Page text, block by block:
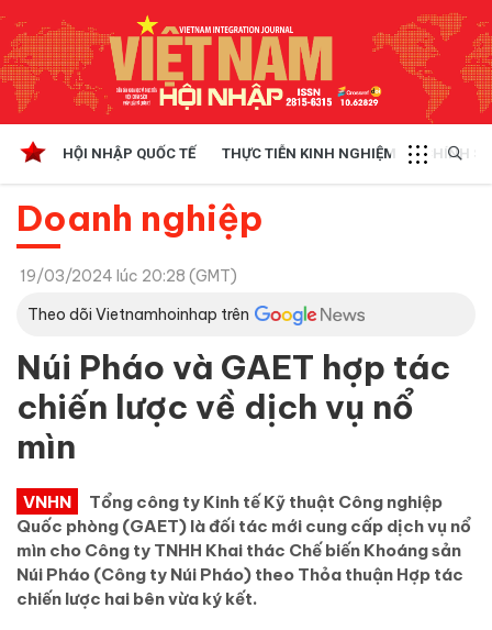
HỘI NHẬP QUỐC TẾ THỰC TIỄN KINH NGHIỆM CHÍNH
Doanh nghiệp
19/03/2024 lúc 20:28 (GMT)
Theo dõi Vietnamhoinhap trên
Núi Pháo và GAET hợp tác
chiến lược về dịch vụ nổ
mìn
VNHN
Tổng công ty Kinh tế Kỹ thuật Công nghiệp
Quốc phòng (GAET) là đối tác mới cung cấp dịch vụ nổ
mìn cho Công ty TNHH Khai thác Chế biến Khoáng sản
Núi Pháo (Công ty Núi Pháo) theo Thỏa thuận Hợp tác
chiến lược hai bên vừa ký kết.